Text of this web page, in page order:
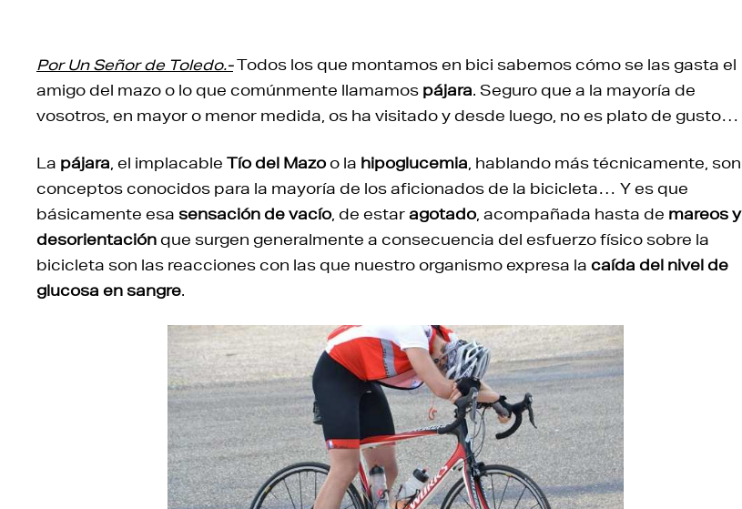
Por Un Señor de Toledo.-Todos los que montamos en bici sabemos cómo se las gasta el
amigo del mazo o lo que comúnmente llamamos pájara. Seguro que a la mayoría de
vosotros, en mayor o menor medida, os ha visitado y desde luego, no es plato de gusto…
La pájara , el implacable Tío del Mazoo la hipoglucemia , hablando más técnicamente, son
conceptos conocidos para la mayoría de los aficionados de la bicicleta… Y es que
básicamente esa sensación de vacío , de estaragotado , acompañada hasta de mareos y
desorientaciónque surgen generalmente a consecuencia del esfuerzo físico sobre la
bicicleta son las reacciones con las que nuestro organismo expresa la caída del nivel de
glucosa en sangre.